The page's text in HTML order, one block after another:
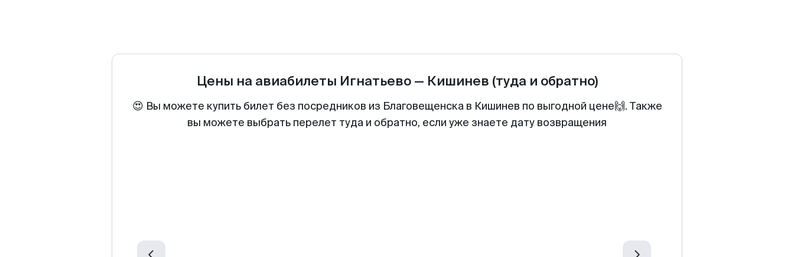
Цены на авиабилеты Игнатьево— Кишинев (туда и обратно)
😍 Вы можете купить билет без посредников из Благовещенска в Кишинев по выгодной цене🙌. Также
вы можете выбрать перелет туда и обратно, если уже знаете дату возвращения